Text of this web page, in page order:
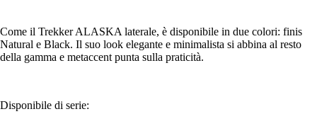
Come il Trekker ALASKA laterale, è disponibile in due colori: finis
Natural e Black. Il suo look elegante e minimalista si abbina al resto
della gamma e metaccent punta sulla praticità.
Disponibile di serie: